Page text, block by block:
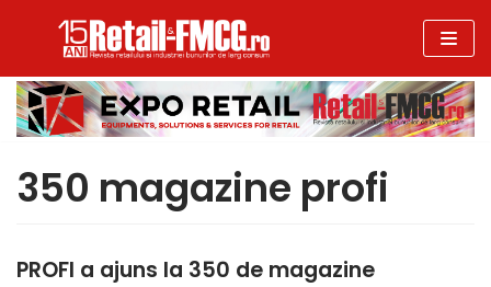
la
conținut
350 magazine profi
PROFI a ajuns la 350 de magazine